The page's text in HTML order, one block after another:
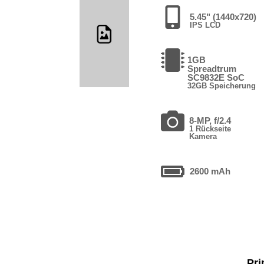
5.45" (1440x720)
IPS LCD
1GB
Spreadtrum
SC9832E SoC
32GB Speicherung
8-MP, f/2.4
1 Rückseite
Kamera
2600 mAh